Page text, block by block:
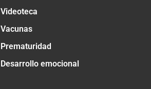
Videoteca
Vacunas
Prematuridad
Desarrollo emocional